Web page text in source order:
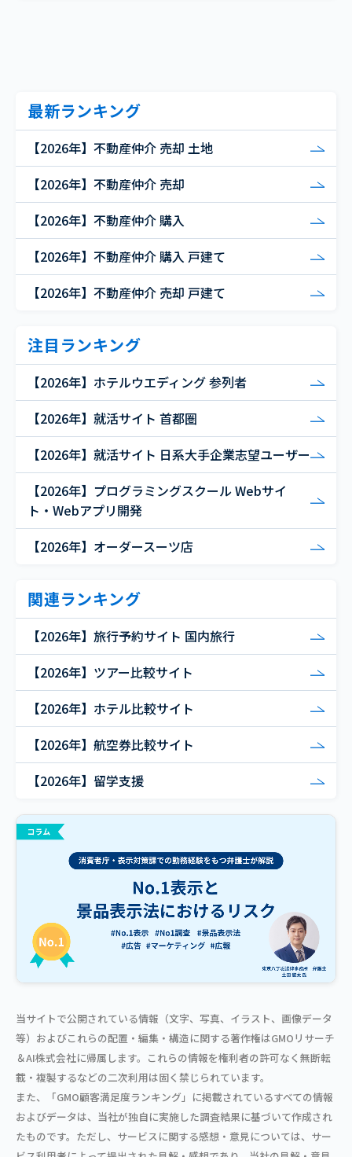
最新ランキング
【2026年】不動産仲介 売却 土地
【2026年】不動産仲介 売却
【2026年】不動産仲介 購入
【2026年】不動産仲介 購入 戸建て
【2026年】不動産仲介 売却 戸建て
注目ランキング
【2026年】ホテルウエディング 参列者
【2026年】就活サイト 首都圏
【2026年】就活サイト 日系大手企業志望ユーザー
【2026年】プログラミングスクール Webサイ
ト・Webアプリ開発
【2026年】オーダースーツ店
関連ランキング
【2026年】旅行予約サイト 国内旅行
【2026年】ツアー比較サイト
【2026年】ホテル比較サイト
【2026年】航空券比較サイト
【2026年】留学支援
当サイトで公開されている情報（文字、写真、イラスト、画像データ
等）およびこれらの配置・編集・構造に関する著作権はGMOリサーチ
＆AI株式会社に帰属します。これらの情報を権利者の許可なく無断転
載・複製するなどの二次利用は固く禁じられています。
また、「GMO顧客満足度ランキング」に掲載されているすべての情報
およびデータは、当社が独自に実施した調査結果に基づいて作成され
たものです。ただし、サービスに関する感想・意見については、サー